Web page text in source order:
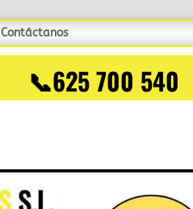
Contáctanos
📞625 700 540